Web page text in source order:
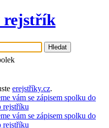
rejstřík
Hledat
erejstříky.cz.